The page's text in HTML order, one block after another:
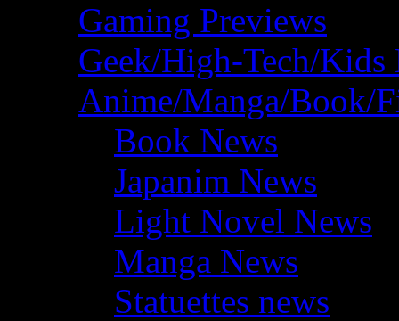
Gaming Previews
Geek/High-Tech/Kids
Anime/Manga/Book/
Book News
Japanim News
Light Novel News
Manga News
Statuettes news